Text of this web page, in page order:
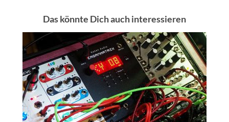
Das könnte Dich auch interessieren